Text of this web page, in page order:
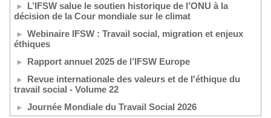
L’IFSW salue le soutien historique de l’ONU à la
décision de la Cour mondiale sur le climat
Webinaire IFSW : Travail social, migration et enjeux
éthiques
Rapport annuel 2025 de l’IFSW Europe
Revue internationale des valeurs et de l'éthique du
travail social - Volume 22
Journée Mondiale du Travail Social 2026